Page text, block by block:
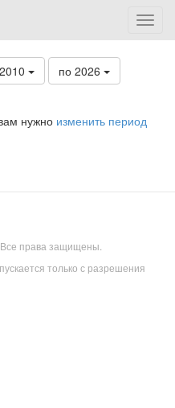
по 2026
нужно изменить период
права защищены.
только с разрешения